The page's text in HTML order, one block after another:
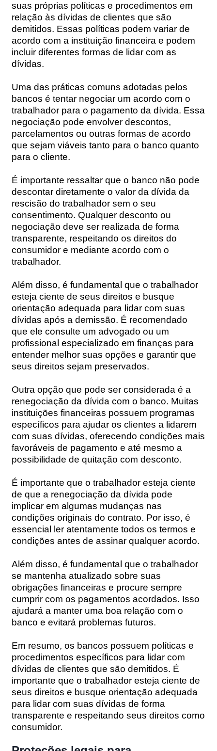
suas próprias políticas e procedimentos em
relação às dívidas de clientes que são
demitidos. Essas políticas podem variar de
acordo com a instituição financeira e podem
incluir diferentes formas de lidar com as
dívidas.
Uma das práticas comuns adotadas pelos
bancos é tentar negociar um acordo com o
trabalhador para o pagamento da dívida. Essa
negociação pode envolver descontos,
parcelamentos ou outras formas de acordo
que sejam viáveis tanto para o banco quanto
para o cliente.
É importante ressaltar que o banco não pode
descontar diretamente o valor da dívida da
rescisão do trabalhador sem o seu
consentimento. Qualquer desconto ou
negociação deve ser realizada de forma
transparente, respeitando os direitos do
consumidor e mediante acordo com o
trabalhador.
Além disso, é fundamental que o trabalhador
esteja ciente de seus direitos e busque
orientação adequada para lidar com suas
dívidas após a demissão. É recomendado
que ele consulte um advogado ou um
profissional especializado em finanças para
entender melhor suas opções e garantir que
seus direitos sejam preservados.
Outra opção que pode ser considerada é a
renegociação da dívida com o banco. Muitas
instituições financeiras possuem programas
específicos para ajudar os clientes a lidarem
com suas dívidas, oferecendo condições mais
favoráveis de pagamento e até mesmo a
possibilidade de quitação com desconto.
É importante que o trabalhador esteja ciente
de que a renegociação da dívida pode
implicar em algumas mudanças nas
condições originais do contrato. Por isso, é
essencial ler atentamente todos os termos e
condições antes de assinar qualquer acordo.
Além disso, é fundamental que o trabalhador
se mantenha atualizado sobre suas
obrigações financeiras e procure sempre
cumprir com os pagamentos acordados. Isso
ajudará a manter uma boa relação com o
banco e evitará problemas futuros.
Em resumo, os bancos possuem políticas e
procedimentos específicos para lidar com
dívidas de clientes que são demitidos. É
importante que o trabalhador esteja ciente de
seus direitos e busque orientação adequada
para lidar com suas dívidas de forma
transparente e respeitando seus direitos como
consumidor.